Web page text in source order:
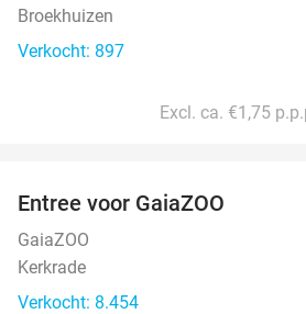
Broekhuizen
Verkocht: 897
Excl. ca. €1,75
Entree voor GaiaZOO
GaiaZOO
Kerkrade
Verkocht: 8.454